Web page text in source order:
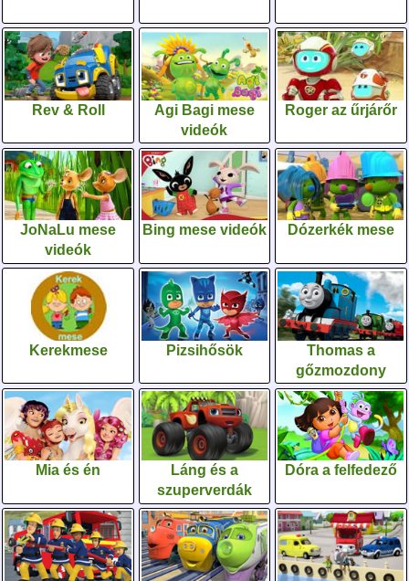
Rev & Roll
Agi Bagi mese
videók
Roger az űrjárőr
JoNaLu mese
videók
Bing mese videók Dózerkék mese
Kerekmese Pizsihősök
Thomas a
gőzmozdony
Mia és én
Láng és a
szuperverdák
Dóra a felfedező